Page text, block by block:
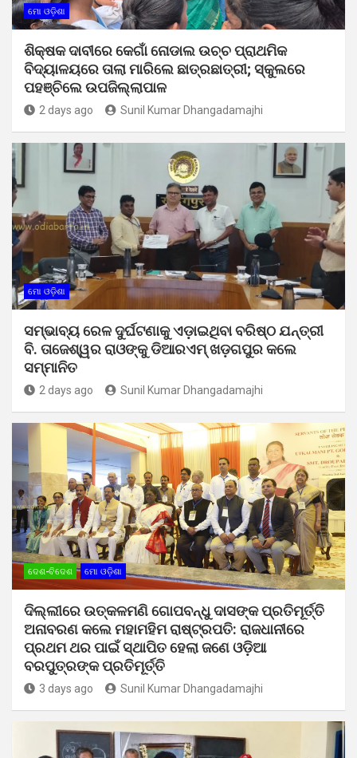
ମୋ ଓଡ଼ିଶା
ଶିକ୍ଷକ ଦାବୀରେ କେଗାଁ ନୋଡାଲ ଉଚ୍ଚ ପ୍ରାଥମିକ
ବିଦ୍ୟାଳୟରେ ତାଲା ମାରିଲେ ଛାତ୍ରଛାତ୍ରୀ; ସ୍କୁଲରେ
ପହଞ୍ଚିଲେ ଉପଜିଲ୍ଲାପାଳ
2 days ago Sunil Kumar Dhangadamajhi
ମୋ ଓଡ଼ିଶା
ସମ୍ଭାବ୍ୟ ରେଳ ଦୁର୍ଘଟଣାକୁ ଏଡ଼ାଇଥିବା ବରିଷ୍ଠ ଯନ୍ତ୍ରୀ
ବି. ତାଜେଶ୍ୱର ରାଓଙ୍କୁ ଡିଆରଏମ୍ ଖଡ଼ଗପୁର କଲେ
ସମ୍ମାନିତ
2 days ago Sunil Kumar Dhangadamajhi
ଦେଶ-ବିଦେଶ ମୋ ଓଡ଼ିଶା
ଦିଲ୍ଲୀରେ ଉତ୍କଳମଣି ଗୋପବନ୍ଧୁ ଦାସଙ୍କ ପ୍ରତିମୂର୍ତ୍ତି
ଅନାବରଣ କଲେ ମହାମହିମ ରାଷ୍ଟ୍ରପତି: ରାଜଧାନୀରେ
ପ୍ରଥମ ଥର ପାଇଁ ସ୍ଥାପିତ ହେଲା ଜଣେ ଓଡ଼ିଆ
ବରପୁତ୍ରଙ୍କ ପ୍ରତିମୂର୍ତ୍ତି
3 days ago Sunil Kumar Dhangadamajhi